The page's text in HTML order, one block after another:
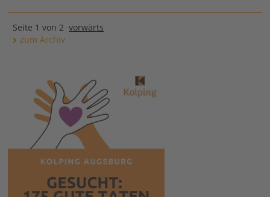
Seite 1 von 2vorwärts
zum Archiv